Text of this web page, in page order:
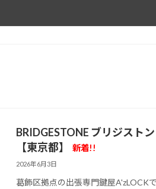
BRIDGESTONE ブリジスト
【東京都】
新着!!
2026年6月3日
葛飾区拠点の出張専門鍵屋A'zLOCK